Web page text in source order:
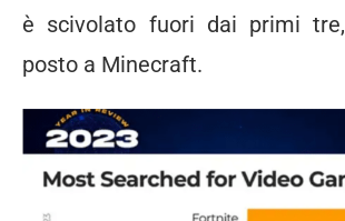
è scivolato fuori dai primi
posto a Minecraft.